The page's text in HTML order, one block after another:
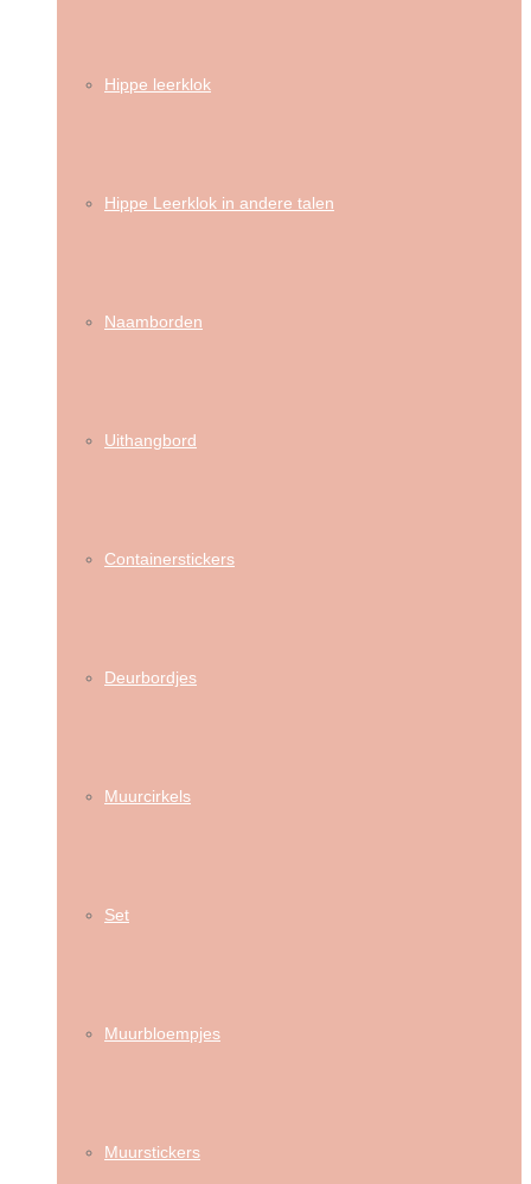
Hippe leerklok
Hippe Leerklok in andere talen
Naamborden
Uithangbord
Containerstickers
Deurbordjes
Muurcirkels
Set
Muurbloempjes
Muurstickers